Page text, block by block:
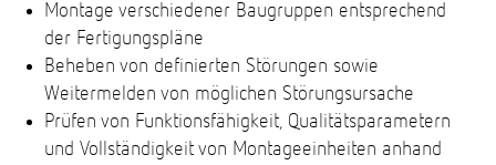
Montage verschiedener Baugruppen entsprechend
der Fertigungspläne
Beheben von definierten Störungen sowie
Weitermelden von möglichen Störungsursache
Prüfen von Funktionsfähigkeit, Qualitätsparametern
und Vollständigkeit von Montageeinheiten anhand